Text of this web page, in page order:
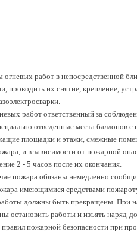
работ в непосредственной
проводить их снятие, крепление,
работ ответственный за
отведенные места баллонов
площадки и этажи, смежные
и в зависимости от пожарной
2 - 5 часов после их окончания.
пожара обязаны немедленно
имеющимися средствами
должны быть прекращены. При
остановить работы и изъять наряд-
пожарной безопасности при